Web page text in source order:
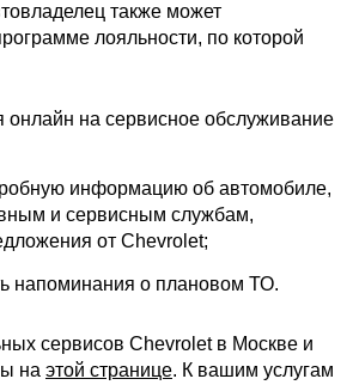
также может
лояльности, по которой
онлайн на сервисное обслуживание
информацию об автомобиле,
и сервисным службам,
от Chevrolet;
напоминания о плановом ТО.
сервисов Chevrolet в Москве и
на этой странице. К вашим услугам